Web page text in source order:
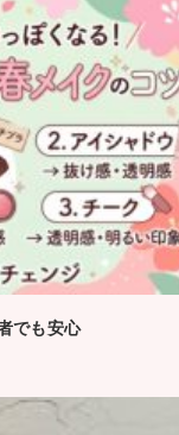
でも安心